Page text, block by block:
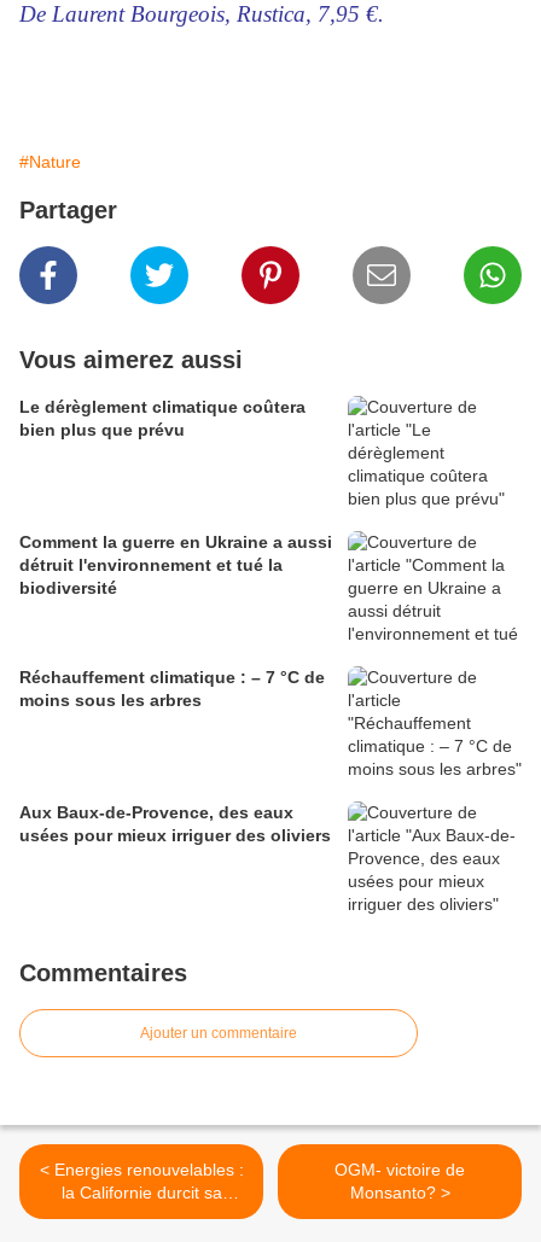
De Laurent Bourgeois, Rustica, 7,95 €.
#Nature
Partager
Vous aimerez aussi
Le dérèglement climatique coûtera
bien plus que prévu
Comment la guerre en Ukraine a aussi
détruit l'environnement et tué la
biodiversité
Réchauffement climatique : – 7 °C de
moins sous les arbres
Aux Baux-de-Provence, des eaux
usées pour mieux irriguer des oliviers
Commentaires
Ajouter un commentaire
< Energies renouvelables :
la Californie durcit sa
législation
OGM- victoire de
Monsanto? >